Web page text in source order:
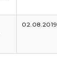
02.08.2019